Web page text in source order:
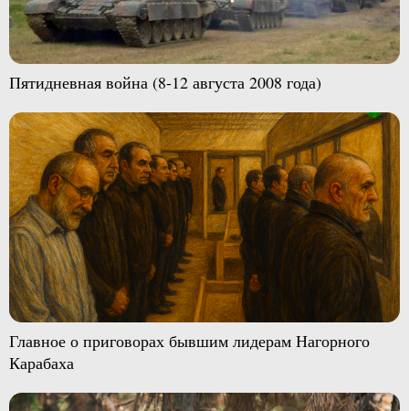
Пятидневная война (8-12 августа 2008 года)
Главное о приговорах бывшим лидерам Нагорного
Карабаха